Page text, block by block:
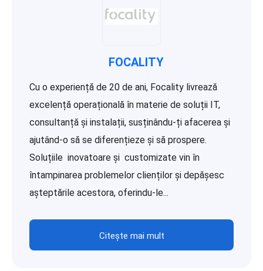
FOCALITY
Cu o experiență de 20 de ani, Focality livrează
excelență operațională în materie de soluții IT,
consultanță și instalații, susținându-ți afacerea și
ajutând-o să se diferențieze și să prospere.
Soluțiile inovatoare și customizate vin în
întampinarea problemelor clienților și depășesc
așteptările acestora, oferindu-le...
Citește mai mult